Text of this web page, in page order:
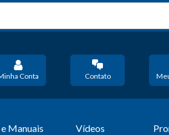
Conta Contato
Manuais Vídeos